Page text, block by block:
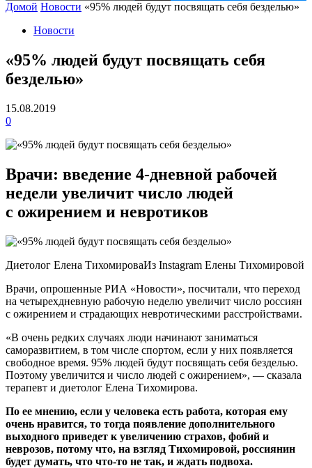
Домой Новости «95% людей будут посвящать себя безделью»
Новости
«95% людей будут посвящать себя
безделью»
15.08.2019
0
Врачи: введение 4-дневной рабочей
недели увеличит число людей
с ожирением и невротиков
Диетолог Елена ТихомироваИз Instagram Елены Тихомировой
Врачи, опрошенные РИА «Новости», посчитали, что переход
на четырехдневную рабочую неделю увеличит число россиян
с ожирением и страдающих невротическими расстройствами.
«В очень редких случаях люди начинают заниматься
саморазвитием, в том числе спортом, если у них появляется
свободное время. 95% людей будут посвящать себя безделью.
Поэтому увеличится и число людей с ожирением», — сказала
терапевт и диетолог Елена Тихомирова.
По ее мнению, если у человека есть работа, которая ему
очень нравится, то тогда появление дополнительного
выходного приведет к увеличению страхов, фобий и
неврозов, потому что, на взгляд Тихомировой, россиянин
будет думать, что что-то не так, и ждать подвоха.